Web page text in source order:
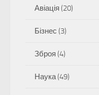
Авіація (20)
Бізнес (3)
Зброя (4)
Наука(49)